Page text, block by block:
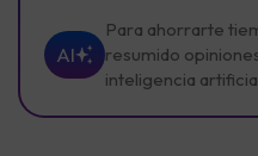
AI
Para ahorrarte
resumido
inteligencia